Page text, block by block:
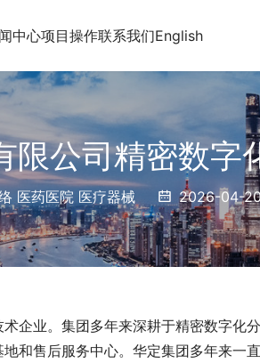
中心项目操作联系我们English
限公司精密数字
医药医院 医疗器械 2026-04-20
企业。集团多年来深耕于精密数字化
和售后服务中心。华定集团多年来一